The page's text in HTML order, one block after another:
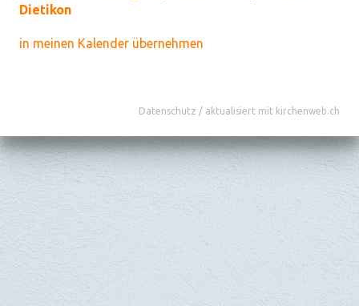
Dietikon
in meinen Kalender übernehmen
Datenschutz / aktualisiert mit kirchenweb.ch